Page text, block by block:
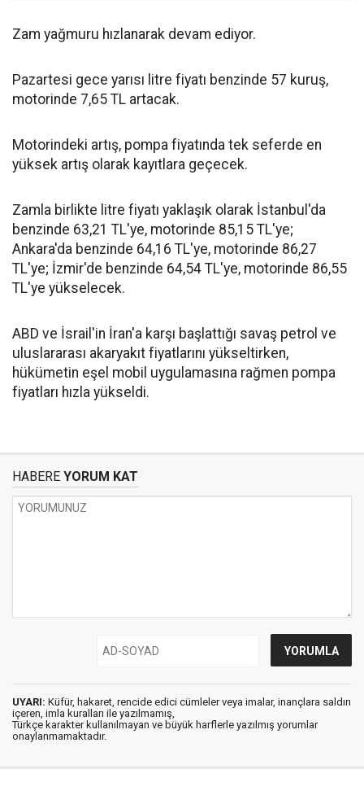
Zam yağmuru hızlanarak devam ediyor.
Pazartesi gece yarısı litre fiyatı benzinde 57 kuruş,
motorinde 7,65 TL artacak.
Motorindeki artış, pompa fiyatında tek seferde en
yüksek artış olarak kayıtlara geçecek.
Zamla birlikte litre fiyatı yaklaşık olarak İstanbul'da
benzinde 63,21 TL'ye, motorinde 85,15 TL'ye;
Ankara'da benzinde 64,16 TL'ye, motorinde 86,27
TL'ye; İzmir'de benzinde 64,54 TL'ye, motorinde 86,55
TL'ye yükselecek.
ABD ve İsrail'in İran'a karşı başlattığı savaş petrol ve
uluslararası akaryakıt fiyatlarını yükseltirken,
hükümetin eşel mobil uygulamasına rağmen pompa
fiyatları hızla yükseldi.
HABERE YORUM KAT
UYARI: Küfür, hakaret, rencide edici cümleler veya imalar, inançlara saldırı
içeren, imla kuralları ile yazılmamış,
Türkçe karakter kullanılmayan ve büyük harflerle yazılmış yorumlar
onaylanmamaktadır.